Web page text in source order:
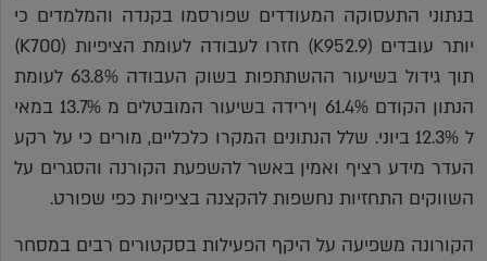
בנתוני התעסוקה המעודדים שפורסמו בקנדה והמלמדים כי
יותר עובדים (K952.9) חזרו לעבודה לעומת הציפיות (K700)
תוך גידול בשיעור ההשתתפות בשוק העבודה 63.8% לעומת
הנתון הקודם 61.4% ןירידה בשיעור המובטלים מ 13.7% במאי
ל 12.3% ביוני. שלל הנתונים המקרו כלכליים, מורים כי על רקע
העדר מידע רציף ואמין באשר להשפעת הקורנה והסגרים על
השווקים התחזיות נחשפות להקצנה בציפיות כפי שפורט.
הקורונה משפיעה על היקף הפעילות בסקטורים רבים במסחר